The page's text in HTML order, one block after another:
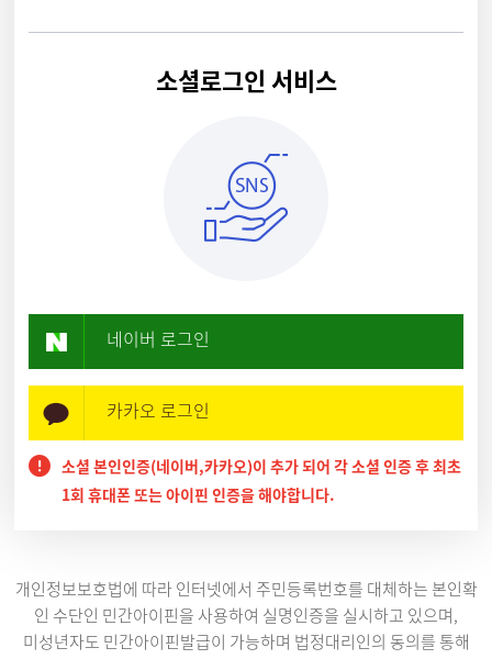
소셜로그인 서비스
네이버 로그인
카카오 로그인
소셜 본인인증(네이버,카카오)이 추가 되어 각 소셜 인증 후 최초
1회 휴대폰 또는 아이핀 인증을 해야합니다.
개인정보보호법에 따라 인터넷에서 주민등록번호를 대체하는 본인확
인 수단인 민간아이핀을 사용하여 실명인증을 실시하고 있으며,
미성년자도 민간아이핀발급이 가능하며 법정대리인의 동의를 통해